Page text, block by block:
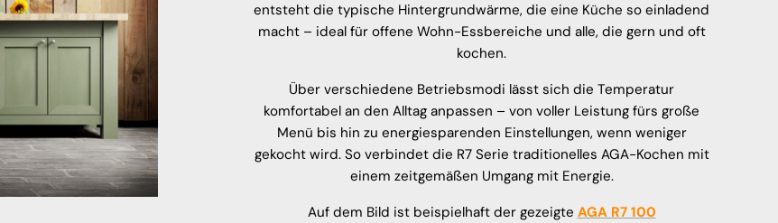
entsteht die typische Hintergrundwärme, die eine Küche so einladend
macht – ideal für offene Wohn-Essbereiche und alle, die gern und oft
kochen.
Über verschiedene Betriebsmodi lässt sich die Temperatur
komfortabel an den Alltag anpassen – von voller Leistung fürs große
Menü bis hin zu energiesparenden Einstellungen, wenn weniger
gekocht wird. So verbindet die R7 Serie traditionelles AGA-Kochen mit
einem zeitgemäßen Umgang mit Energie.
Auf dem Bild ist beispielhaft der gezeigte AGA R7 100